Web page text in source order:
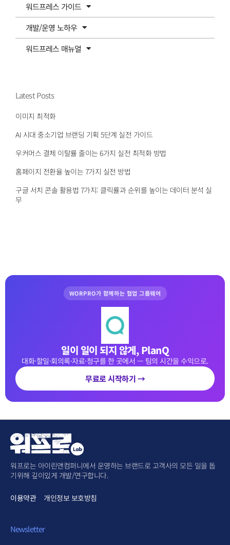
워드프레스 가이드
개발/운영 노하우
워드프레스 매뉴얼
Latest Posts
이미지 최적화
AI 시대 중소기업 브랜딩 기획 5단계 실전 가이드
우커머스 결제 이탈률 줄이는 6가지 실전 최적화 방법
홈페이지 전환율 높이는 7가지 실전 방법
구글 서치 콘솔 활용법 7가지: 클릭률과 순위를 높이는 데이터 분석 실
무
WORPRO가 함께하는 협업 그룹웨어
일이 일이 되지 않게, PlanQ
대화·할일·회의록·자료·청구를 한 곳에서 — 팀의 시간을 수익으로.
무료로 시작하기 →
워프로는 아이린앤컴퍼니에서 운영하는 브랜드로 고객사의 모든 일을 돕
기위해 깊이있게 개발/연구합니다.
이용약관 개인정보 보호방침
Newsletter